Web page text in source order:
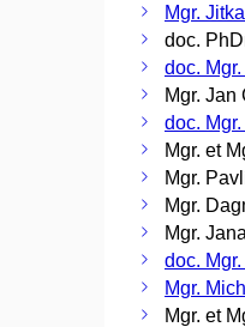
Mgr.
doc.
doc.
Mgr. Jan
doc.
Mgr. et
Mgr.
Mgr.
Mgr.
doc.
Mgr.
Mgr. et